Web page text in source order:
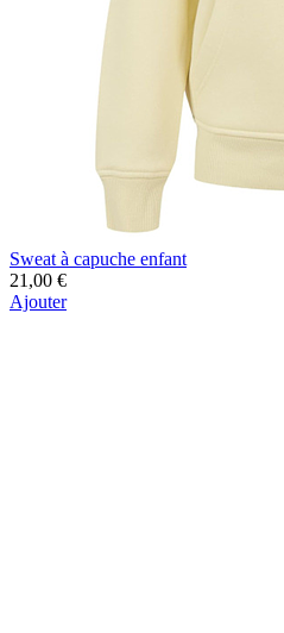
Sweat à capuche enfant
21,00 €
Ajouter